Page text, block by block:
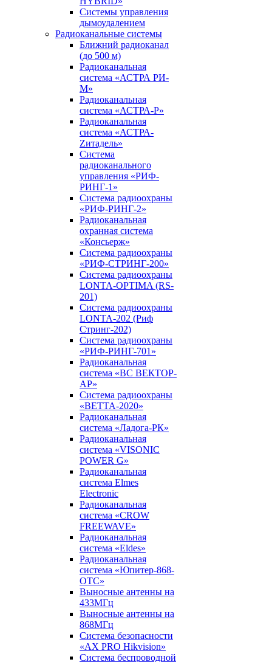
Системы управления
дымоудалением
Радиоканальные системы
Ближний радиоканал
(до 500 м)
Радиоканальная
система «АСТРА РИ-
М»
Радиоканальная
система «АСТРА-Р»
Радиоканальная
система «АСТРА-
Zитадель»
Система
радиоканального
управления «РИФ-
РИНГ-1»
Система радиоохраны
«РИФ-РИНГ-2»
Радиоканальная
охранная система
«Консьерж»
Система радиоохраны
«РИФ-СТРИНГ-200»
Система радиоохраны
LONTA-OPTIMA (RS-
201)
Система радиоохраны
LONTA-202 (Риф
Стринг-202)
Система радиоохраны
«РИФ-РИНГ-701»
Радиоканальная
система «ВС ВЕКТОР-
АР»
Система радиоохраны
«ВЕТТА-2020»
Радиоканальная
система «Ладога-РК»
Радиоканальная
система «VISONIC
POWER G»
Радиоканальная
система Elmes
Electronic
Радиоканальная
система «CROW
FREEWAVE»
Радиоканальная
система «Eldes»
Радиоканальная
система «Юпитер-868-
ОТС»
Выносные антенны на
433МГц
Выносные антенны на
868МГц
Система безопасности
«AX PRO Hikvision»
Система беспроводной